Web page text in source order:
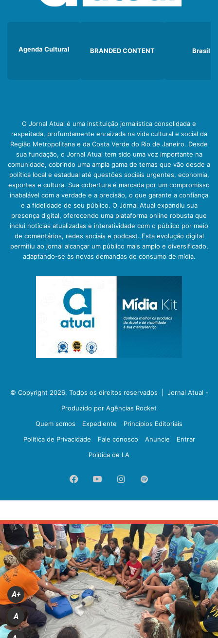
Agenda Cultural BRANDED CONTENT Brasil
O Jornal Atual é uma instituição jornalística consolidada e
respeitada, profundamente enraizada na vida cultural e social da
Região Metropolitana e da Costa Verde do Rio de Janeiro. Desde
sua fundação, o Jornal Atual tem sido uma voz importante na
comunidade, cobrindo uma ampla gama de temas que vão desde a
política local e estadual até questões sociais urgentes, economia,
esportes e cultura. Sua cobertura é marcada por um compromisso
inabalável com a verdade e a precisão, o que garante a confiança
e a fidelidade de seu público. O Jornal Atual expandiu sua
presença digital, oferecendo uma plataforma online robusta que
inclui notícias atualizadas e interatividade com o público por meio
de comentários, redes sociais e podcast. Esta evolução digital
permitiu ao jornal alcançar um público mais amplo e diversificado,
adaptando-se às novas demandas de consumo de mídia.
© Copyright 2026, Todos os direitos reservados | Jornal Atual -
Produzido por Agências Rocket
Quem somos
Expediente
Princípios Editoriais
Política de Privacidade
Fale conosco Anuncie
Entrar
Política de I.A
FacebookYouTubeInstagram
Spotify
A+
A